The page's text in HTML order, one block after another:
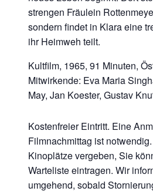
strengen Fräulein
sondern findet in Klara eine
ihr Heimweh teilt.
Kultfilm, 1965, 91 Minuten,
Mitwirkende: Eva Maria
May, Jan Koester, Gustav
Kostenfreier Eintritt. Eine
Filmnachmittag ist
Kinoplätze vergeben, Sie
Warteliste eintragen. Wir
umgehend, sobald